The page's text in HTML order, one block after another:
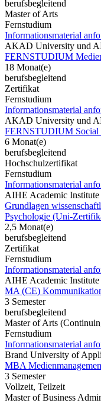
berufsbegleitend
Master of Arts
Fernstudium
Informationsmaterial
AKAD University und
FERNSTUDIUM
18 Monat(e)
berufsbegleitend
Zertifikat
Fernstudium
Informationsmaterial
AKAD University und
FERNSTUDIUM Social
6 Monat(e)
berufsbegleitend
Hochschulzertifikat
Fernstudium
Informationsmaterial
AIHE Academic
Grundlagen
Psychologie (Uni-
2,5 Monat(e)
berufsbegleitend
Zertifikat
Fernstudium
Informationsmaterial
AIHE Academic
MA (CE)
3 Semester
berufsbegleitend
Master of Arts
Fernstudium
Informationsmaterial
Brand University of
MBA
3 Semester
Vollzeit, Teilzeit
Master of Business